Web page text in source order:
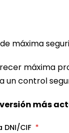
máxima
máxima
un control
más
CIF